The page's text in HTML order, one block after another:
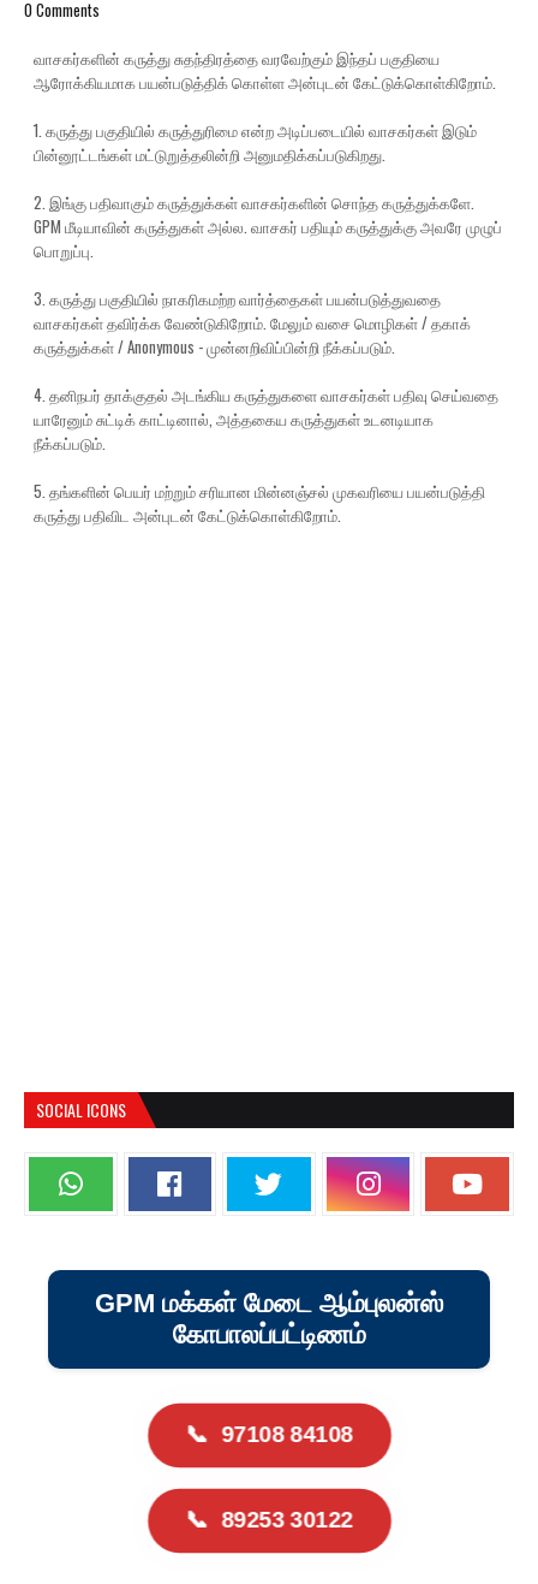
0 Comments
வாசகர்களின் கருத்து சுதந்திரத்தை வரவேற்கும் இந்தப் பகுதியை
ஆரோக்கியமாக பயன்படுத்திக் கொள்ள அன்புடன் கேட்டுக்கொள்கிறோம்.
1. கருத்து பகுதியில் கருத்துரிமை என்ற அடிப்படையில் வாசகர்கள் இடும்
பின்னூட்டங்கள் மட்டுறுத்தலின்றி அனுமதிக்கப்படுகிறது.
2. இங்கு பதிவாகும் கருத்துக்கள் வாசகர்களின் சொந்த கருத்துக்களே.
GPM மீடியாவின் கருத்துகள் அல்ல. வாசகர் பதியும் கருத்துக்கு அவரே முழுப்
பொறுப்பு.
3. கருத்து பகுதியில் நாகரிகமற்ற வார்த்தைகள் பயன்படுத்துவதை
வாசகர்கள் தவிர்க்க வேண்டுகிறோம். மேலும் வசை மொழிகள் / தகாக்
கருத்துக்கள் / Anonymous - முன்னறிவிப்பின்றி நீக்கப்படும்.
4. தனிநபர் தாக்குதல் அடங்கிய கருத்துகளை வாசகர்கள் பதிவு செய்வதை
யாரேனும் சுட்டிக் காட்டினால், அத்தகைய கருத்துகள் உடனடியாக
நீக்கப்படும்.
5. தங்களின் பெயர் மற்றும் சரியான மின்னஞ்சல் முகவரியை பயன்படுத்தி
கருத்து பதிவிட அன்புடன் கேட்டுக்கொள்கிறோம்.
SOCIAL ICONS
GPM மக்கள் மேடை ஆம்புலன்ஸ்
கோபாலப்பட்டிணம்
📞 97108 84108
📞 89253 30122